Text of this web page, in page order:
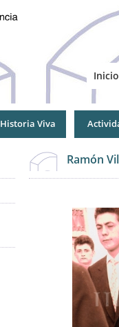
Inicio
Historia Viva
Ramón